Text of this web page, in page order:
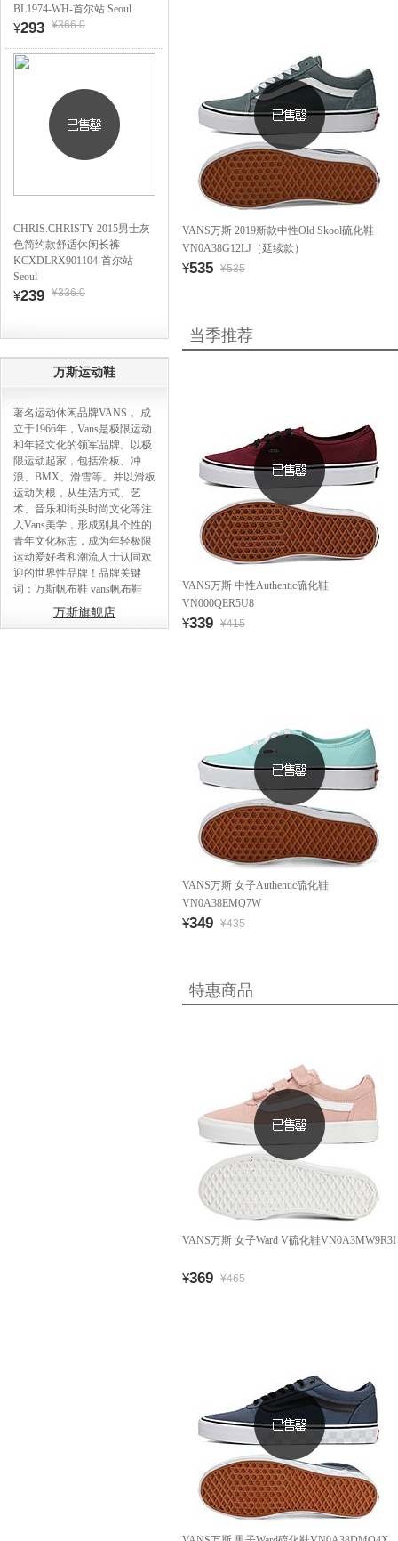
BL1974-WH-首尔站 Seoul
¥293 ¥366.0
CHRIS.CHRISTY 2015男士灰
色简约款舒适休闲长裤
KCXDLRX901104-首尔站
Seoul
¥239 ¥336.0
万斯运动鞋
著名运动休闲品牌VANS， 成
立于1966年，Vans是极限运动
和年轻文化的领军品牌。以极
限运动起家，包括滑板、冲
浪、BMX、滑雪等。并以滑板
运动为根，从生活方式、艺
术、音乐和街头时尚文化等注
入Vans美学，形成别具个性的
青年文化标志，成为年轻极限
运动爱好者和潮流人士认同欢
迎的世界性品牌！品牌关键
词：万斯帆布鞋 vans帆布鞋
万斯旗舰店
VANS万斯 2019新款中性Old Skool硫化鞋
VN0A38G12LJ（延续款）
¥535 ¥535
当季推荐
VANS万斯 中性Authentic硫化鞋
VN000QER5U8
¥339 ¥415
VANS万斯 女子Authentic硫化鞋
VN0A38EMQ7W
¥349 ¥435
特惠商品
VANS万斯 女子Ward V硫化鞋VN0A3MW9R3I
¥369 ¥465